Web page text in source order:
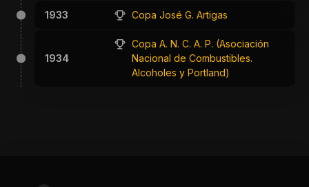
1933 Copa José G. Artigas
1934
Copa A. N. C. A. P. (Asociación
Nacional de Combustibles.
Alcoholes y Portland)